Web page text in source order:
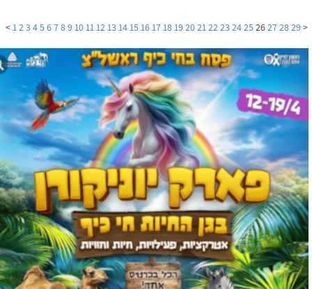
<
1234567891011121314151617181920212223242526272829
>